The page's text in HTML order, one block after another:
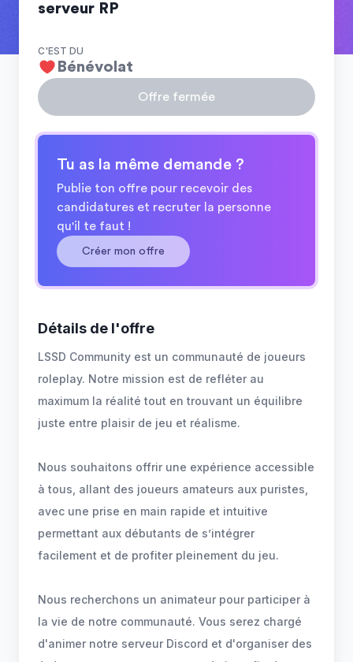
serveur RP
C'EST DU
Bénévolat
Offre fermée
Tu as la même demande ?
Publie ton offre pour recevoir des
candidatures et recruter la personne
qu'il te faut !
Créer mon offre
Détails de l'offre
LSSD Community est un communauté de joueurs
roleplay. Notre mission est de refléter au
maximum la réalité tout en trouvant un équilibre
juste entre plaisir de jeu et réalisme.
Nous souhaitons offrir une expérience accessible
à tous, allant des joueurs amateurs aux puristes,
avec une prise en main rapide et intuitive
permettant aux débutants de s’intégrer
facilement et de profiter pleinement du jeu.
Nous recherchons un animateur pour participer à
la vie de notre communauté. Vous serez chargé
d'animer notre serveur Discord et d'organiser des